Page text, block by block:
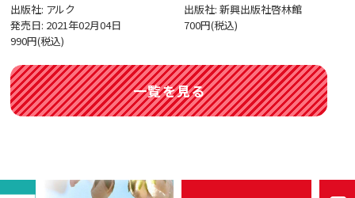
出版社: アルク
発売日: 2021年02月04日
990円(税込)
出版社: 新興出版社啓林館
700円(税込)
一覧を見る